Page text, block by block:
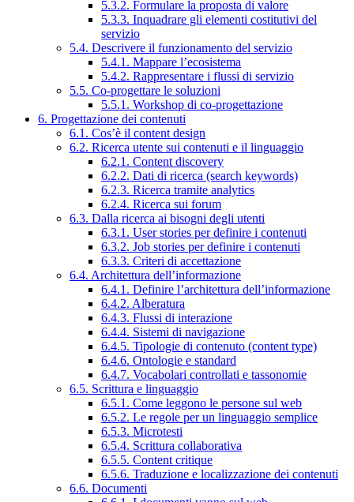
5.3.2. Formulare la proposta di valore
5.3.3. Inquadrare gli elementi costitutivi del
servizio
5.4. Descrivere il funzionamento del servizio
5.4.1. Mappare l’ecosistema
5.4.2. Rappresentare i flussi di servizio
5.5. Co-progettare le soluzioni
5.5.1. Workshop di co-progettazione
6. Progettazione dei contenuti
6.1. Cos’è il content design
6.2. Ricerca utente sui contenuti e il linguaggio
6.2.1. Content discovery
6.2.2. Dati di ricerca (search keywords)
6.2.3. Ricerca tramite analytics
6.2.4. Ricerca sui forum
6.3. Dalla ricerca ai bisogni degli utenti
6.3.1. User stories per definire i contenuti
6.3.2. Job stories per definire i contenuti
6.3.3. Criteri di accettazione
6.4. Architettura dell’informazione
6.4.1. Definire l’architettura dell’informazione
6.4.2. Alberatura
6.4.3. Flussi di interazione
6.4.4. Sistemi di navigazione
6.4.5. Tipologie di contenuto (content type)
6.4.6. Ontologie e standard
6.4.7. Vocabolari controllati e tassonomie
6.5. Scrittura e linguaggio
6.5.1. Come leggono le persone sul web
6.5.2. Le regole per un linguaggio semplice
6.5.3. Microtesti
6.5.4. Scrittura collaborativa
6.5.5. Content critique
6.5.6. Traduzione e localizzazione dei contenuti
6.6. Documenti